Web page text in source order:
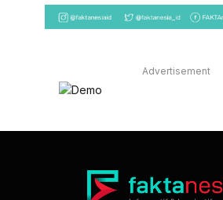
Advertisement